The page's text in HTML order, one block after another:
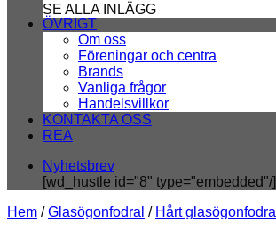
SE ALLA INLÄGG
ÖVRIGT
Om oss
Föreningar och centra
Brands
Vanliga frågor
Handelsvillkor
KONTAKTA OSS
REA
Nyhetsbrev
[wd_hustle id="8" type="embedded"/]
Hem / Glasögonfodral / Hårt glasögonfodral